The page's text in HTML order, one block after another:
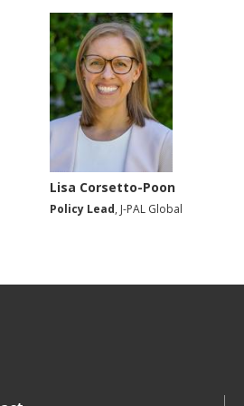
Lisa Corsetto-Poon
Policy Lead, J-PAL Global